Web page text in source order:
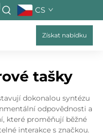
CS
Získat nabídku
tašky
dokonalou syntézu
odpovědnosti a
které proměňují běžné
interakce s značkou.